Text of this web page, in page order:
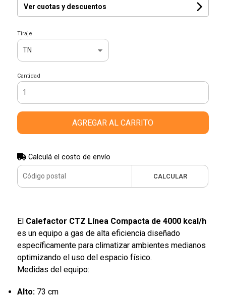
Ver cuotas y descuentos
Tiraje
Cantidad
AGREGAR AL CARRITO
Calculá el costo de envío
CALCULAR
El Calefactor CTZ Línea Compacta de 4000 kcal/h
es un equipo a gas de alta eficiencia diseñado
específicamente para climatizar ambientes medianos
optimizando el uso del espacio físico.
Medidas del equipo:
Alto:73 cm